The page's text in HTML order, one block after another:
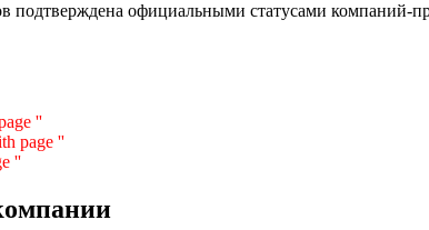
подтверждена официальными статусами компаний-
''
page ''
''